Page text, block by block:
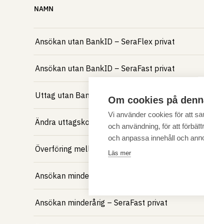
NAMN
Ansökan utan BankID – SeraFlex privat
Ansökan utan BankID – SeraFast privat
Uttag utan BankID
Ändra uttagskonto utan BankID
Överföring mellan konton
Ansökan minderårig – SeraFlex privat
Ansökan minderårig – SeraFast privat
Om cookies på
Vi använder cookies för att
och användning, för att
och anpassa innehåll och
Läs mer